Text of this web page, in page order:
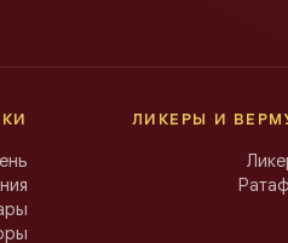
ЛИКЕРЫ И